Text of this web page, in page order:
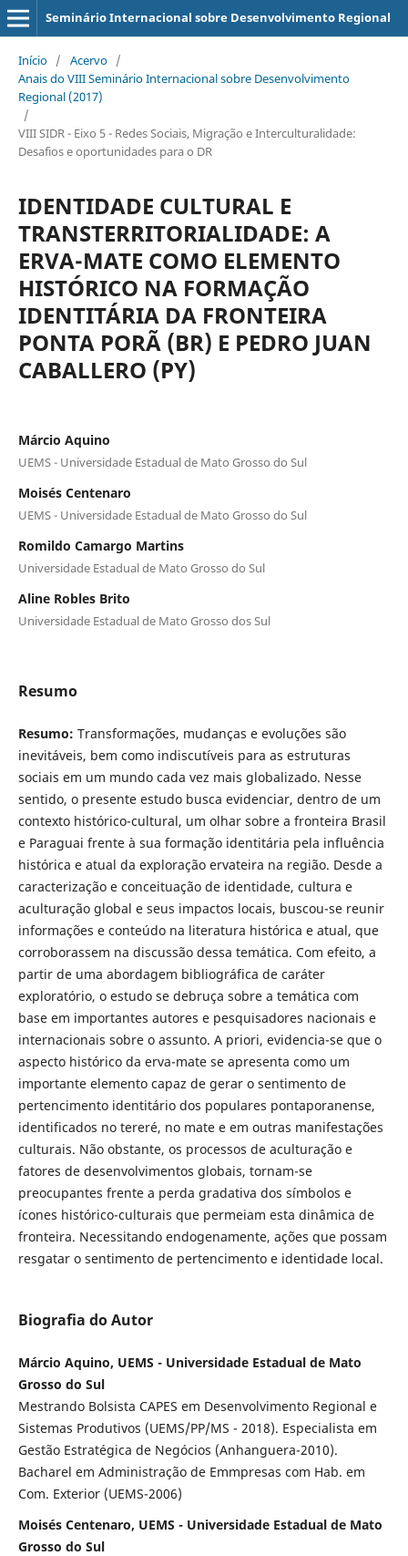
Seminário Internacional sobre Desenvolvimento Regional
Início / Acervo /
Anais do VIII Seminário Internacional sobre Desenvolvimento
Regional (2017)
/
VIII SIDR - Eixo 5 - Redes Sociais, Migração e Interculturalidade:
Desafios e oportunidades para o DR
IDENTIDADE CULTURAL E
TRANSTERRITORIALIDADE: A
ERVA-MATE COMO ELEMENTO
HISTÓRICO NA FORMAÇÃO
IDENTITÁRIA DA FRONTEIRA
PONTA PORÃ (BR) E PEDRO JUAN
CABALLERO (PY)
Márcio Aquino
UEMS - Universidade Estadual de Mato Grosso do Sul
Moisés Centenaro
UEMS - Universidade Estadual de Mato Grosso do Sul
Romildo Camargo Martins
Universidade Estadual de Mato Grosso do Sul
Aline Robles Brito
Universidade Estadual de Mato Grosso dos Sul
Resumo
Resumo: Transformações, mudanças e evoluções são
inevitáveis, bem como indiscutíveis para as estruturas
sociais em um mundo cada vez mais globalizado. Nesse
sentido, o presente estudo busca evidenciar, dentro de um
contexto histórico-cultural, um olhar sobre a fronteira Brasil
e Paraguai frente à sua formação identitária pela influência
histórica e atual da exploração ervateira na região. Desde a
caracterização e conceituação de identidade, cultura e
aculturação global e seus impactos locais, buscou-se reunir
informações e conteúdo na literatura histórica e atual, que
corroborassem na discussão dessa temática. Com efeito, a
partir de uma abordagem bibliográfica de caráter
exploratório, o estudo se debruça sobre a temática com
base em importantes autores e pesquisadores nacionais e
internacionais sobre o assunto. A priori, evidencia-se que o
aspecto histórico da erva-mate se apresenta como um
importante elemento capaz de gerar o sentimento de
pertencimento identitário dos populares pontaporanense,
identificados no tereré, no mate e em outras manifestações
culturais. Não obstante, os processos de aculturação e
fatores de desenvolvimentos globais, tornam-se
preocupantes frente a perda gradativa dos símbolos e
ícones histórico-culturais que permeiam esta dinâmica de
fronteira. Necessitando endogenamente, ações que possam
resgatar o sentimento de pertencimento e identidade local.
Biografia do Autor
Márcio Aquino, UEMS - Universidade Estadual de Mato
Grosso do Sul
Mestrando Bolsista CAPES em Desenvolvimento Regional e
Sistemas Produtivos (UEMS/PP/MS - 2018). Especialista em
Gestão Estratégica de Negócios (Anhanguera-2010).
Bacharel em Administração de Emmpresas com Hab. em
Com. Exterior (UEMS-2006)
Moisés Centenaro, UEMS - Universidade Estadual de Mato
Grosso do Sul